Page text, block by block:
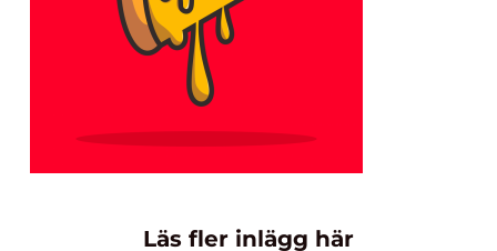
Läs fler inlägg här